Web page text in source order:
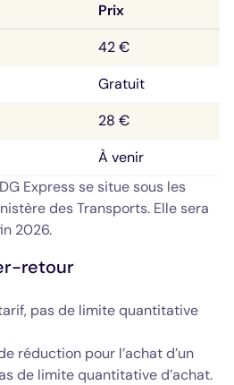
Prix
42 €
Gratuit
28 €
À venir
Express se situe sous les
des Transports. Elle sera
2026.
retour
pas de limite quantitative
réduction pour l’achat d’un
de limite quantitative d’achat.